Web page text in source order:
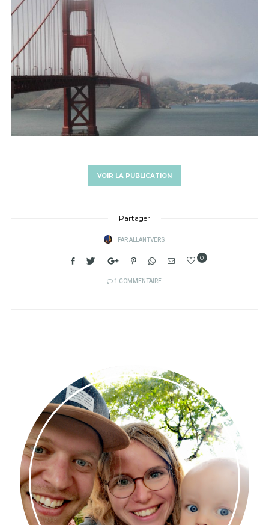
VOIR LA PUBLICATION
Partager
PARALLANTVERS
0
1 COMMENTAIRE